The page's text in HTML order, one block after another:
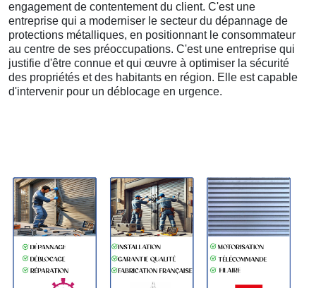
engagement de contentement du client. C'est une
entreprise qui a moderniser le secteur du dépannage de
protections métalliques, en positionnant le consommateur
au centre de ses préoccupations. C'est une entreprise qui
justifie d'être connue et qui œuvre à optimiser la sécurité
des propriétés et des habitants en région. Elle est capable
d'intervenir pour un déblocage en urgence.